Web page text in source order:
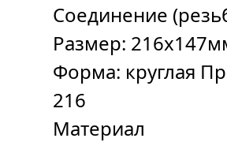
Соединение
Размер:
Форма: круглая
216
Материал